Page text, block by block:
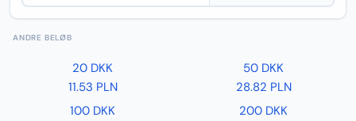
ANDRE BELØB
20 DKK
11.53 PLN
50 DKK
28.82 PLN
100 DKK
200 DKK